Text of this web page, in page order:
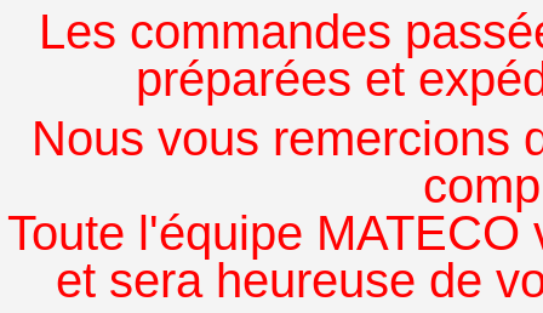
Les commandes
préparées et
Nous vous remercions
Toute l'équipe
et sera heureuse de